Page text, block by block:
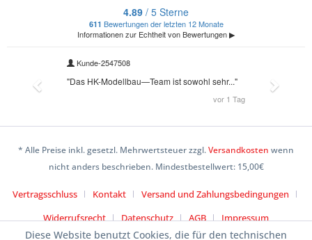
* Alle Preise inkl. gesetzl. Mehrwertsteuer zzgl.Versandkosten wenn
nicht anders beschrieben. Mindestbestellwert: 15,00€
Vertragsschluss Kontakt
Versand und Zahlungsbedingungen
Widerrufsrecht
Datenschutz AGB Impressum
Diese Website benutzt Cookies, die für den technischen